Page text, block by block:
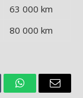
63 000 km
80 000 km
WhatsAppEmail